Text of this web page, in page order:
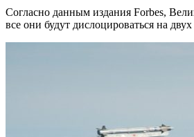
Согласно данным издания Forbes,
все они будут дислоцироваться на